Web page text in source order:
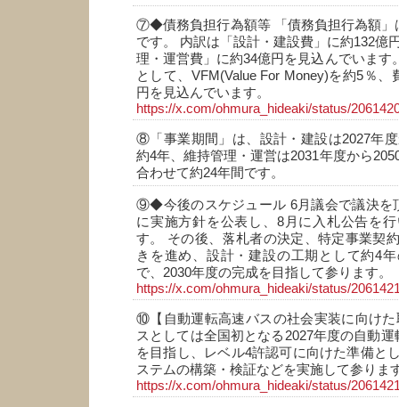
⑦◆債務負担行為額等 「債務負担行為額」
です。 内訳は「設計・建設費」に約132億
理・運営費」に約34億円を見込んでいます
として、VFM(Value For Money)を約5％、
円を見込んでいます。
https://x.com/ohmura_hideaki/status/
⑧「事業期間」は、設計・建設は2027年
約4年、維持管理・運営は2031年度から
合わせて約24年間です。
⑨◆今後のスケジュール 6月議会で議決を
に実施方針を公表し、8月に入札公告を
す。 その後、落札者の決定、特定事業契
きを進め、設計・建設の工期として約4
で、2030年度の完成を目指して参ります。
https://x.com/ohmura_hideaki/status/
⑩【自動運転高速バスの社会実装に向け
スとしては全国初となる2027年度の自動
を目指し、レベル4許認可に向けた準備と
ステムの構築・検証などを実施して参りま
https://x.com/ohmura_hideaki/status/